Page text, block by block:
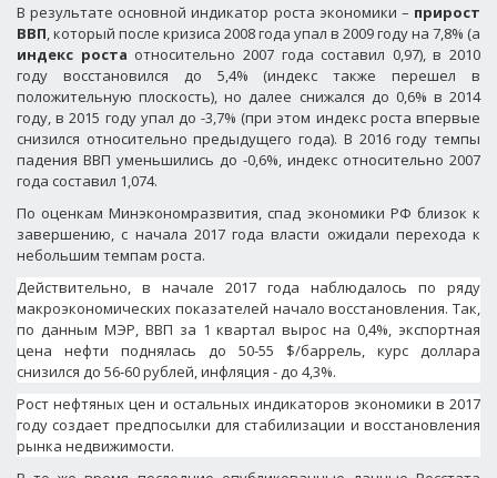
В результате основной индикатор роста экономики – прирост
ВВП, который после кризиса 2008 года упал в 2009 году на 7,8% (а
индекс роста относительно 2007 года составил 0,97), в 2010
году восстановился до 5,4% (индекс также перешел в
положительную плоскость), но далее снижался до 0,6% в 2014
году, в 2015 году упал до -3,7% (при этом индекс роста впервые
снизился относительно предыдущего года). В 2016 году темпы
падения ВВП уменьшились до -0,6%, индекс относительно 2007
года составил 1,074.
По оценкам Минэкономразвития, спад экономики РФ близок к
завершению, с начала 2017 года власти ожидали перехода к
небольшим темпам роста.
Действительно, в начале 2017 года наблюдалось по ряду
макроэкономических показателей начало восстановления. Так,
по данным МЭР, ВВП за 1 квартал вырос на 0,4%, экспортная
цена нефти поднялась до 50-55 $/баррель, курс доллара
снизился до 56-60 рублей, инфляция - до 4,3%.
Рост нефтяных цен и остальных индикаторов экономики в 2017
году создает предпосылки для стабилизации и восстановления
рынка недвижимости.